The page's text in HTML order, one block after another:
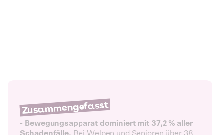
Zusammengefasst
- Bewegungsapparat dominiert mit 37,2 % aller
Schadenfälle. Bei Welpen und Senioren über 38